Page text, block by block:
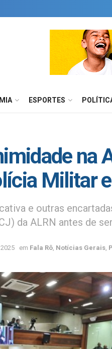
ESPORTES
na
Militar
e outras
da ALRN antes de
em Fala Rô Notícias Gerais